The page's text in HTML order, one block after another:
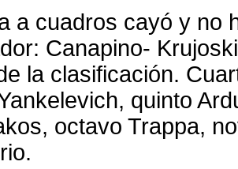
a cuadros cayó y no
Canapino-
la clasificación.
quinto
octavo Trappa,